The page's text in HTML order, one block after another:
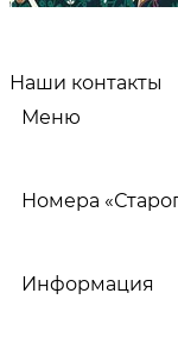
Наши контакты
Меню
Номера
Информация